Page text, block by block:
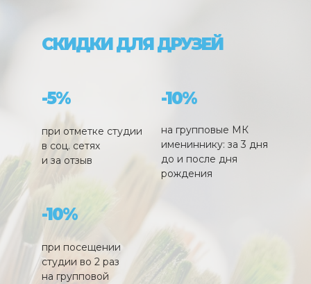
при посещении
студии во 2 раз
на групповой
-10%
на групповые МК
имениннику: за 3 дня
до и после дня
рождения
-10%
при отметке студии
в соц. сетях
и за отзыв
-5%
СКИДКИ ДЛЯ ДРУЗЕЙ